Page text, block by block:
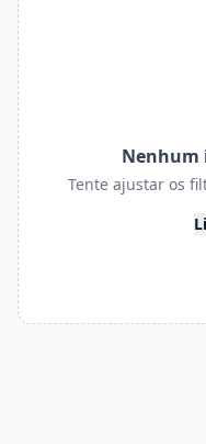
Nenhum
Tente ajustar os